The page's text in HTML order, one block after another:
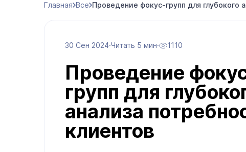
Главная Все Проведение фокус-групп для глубокого
30 Сен 2024·Читать 5 мин· 1110
Проведение
групп для
анализа
клиентов